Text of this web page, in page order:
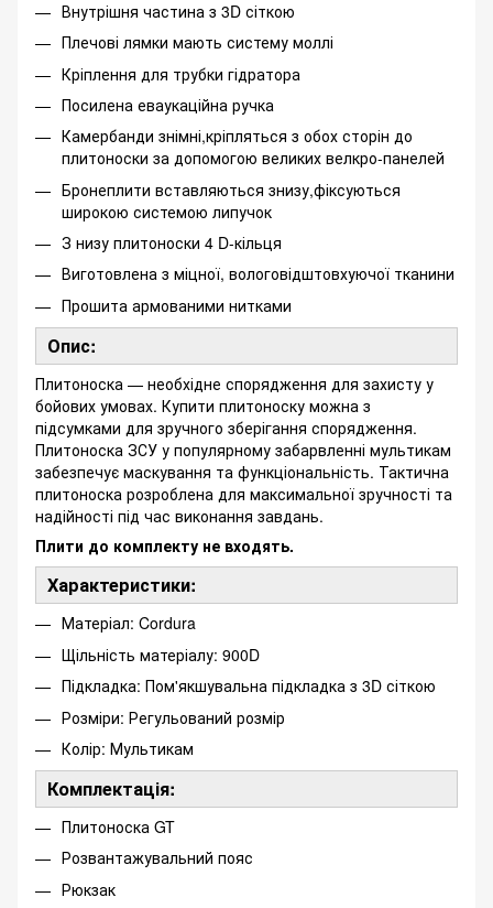
Внутрішня частина з 3D сіткою
Плечові лямки мають систему моллі
Кріплення для трубки гідратора
Посилена еваукаційна ручка
Камербанди знімні,кріпляться з обох сторін до
плитоноски за допомогою великих велкро-панелей
Бронеплити вставляються знизу,фіксуються
широкою системою липучок
З низу плитоноски 4 D-кільця
Виготовлена з міцної, вологовідштовхуючої тканини
Прошита армованими нитками
Опис:
Плитоноска — необхідне спорядження для захисту у
бойових умовах. Купити плитоноску можна з
підсумками для зручного зберігання спорядження.
Плитоноска ЗСУ у популярному забарвленні мультикам
забезпечує маскування та функціональність. Тактична
плитоноска розроблена для максимальної зручності та
надійності під час виконання завдань.
Плити до комплекту не входять.
Характеристики:
Матеріал: Cordura
Щільність матеріалу: 900D
Підкладка: Пом'якшувальна підкладка з 3D сіткою
Розміри: Регульований розмір
Колір: Мультикам
Комплектація:
Плитоноска GT
Розвантажувальний пояс
Рюкзак